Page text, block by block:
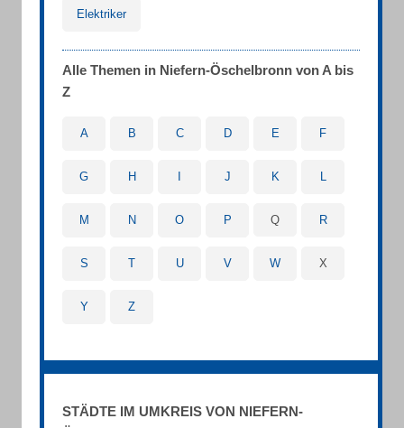
Elektriker
Alle Themen in Niefern-Öschelbronn von A bis
Z
A B C D E F
G H J K L
M N O P Q R
S T U V W X
Y Z
STÄDTE IM UMKREIS VON NIEFERN-